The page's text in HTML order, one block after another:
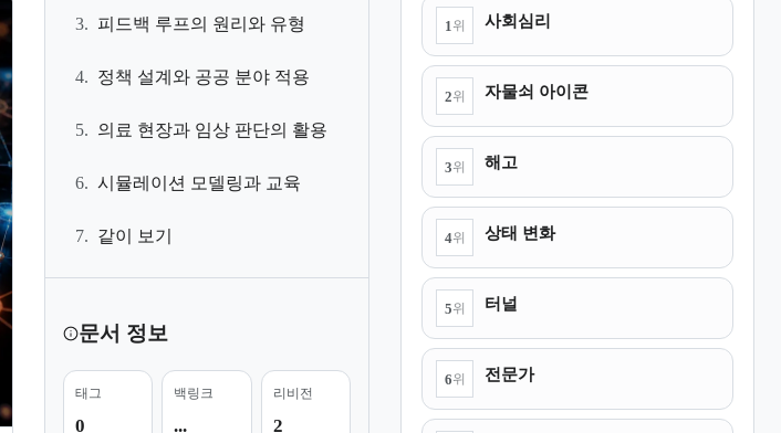
3. 피드백 루프의 원리와 유형
4. 정책 설계와 공공 분야 적용
5. 의료 현장과 임상 판단의 활용
6. 시뮬레이션 모델링과 교육
7. 같이 보기
문서 정보
태그
0
백링크
...
리비전
2
1 위 사회심리
2위 자물쇠 아이콘
3위 해고
4위 상태 변화
5위 터널
6위 전문가